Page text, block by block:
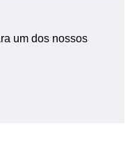
um dos nossos